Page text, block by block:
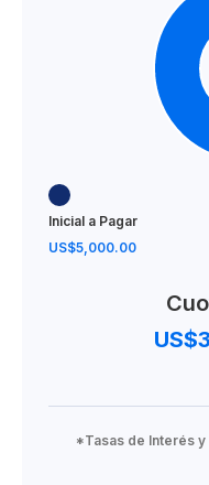
Inicial a Pagar
US$5,000.00
*Tasas de Interés